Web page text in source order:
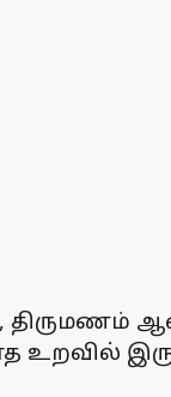
திருமணம்
உறவில்